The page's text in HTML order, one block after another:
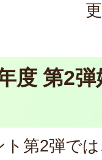
度 第2
第2弾で